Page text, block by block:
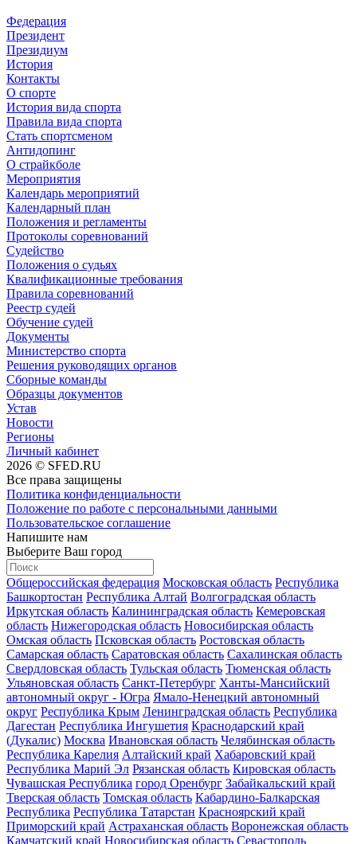
Федерация
Президент
Президиум
История
Контакты
О спорте
История вида спорта
Правила вида спорта
Стать спортсменом
Антидопинг
О страйкболе
Мероприятия
Календарь мероприятий
Календарный план
Положения и регламенты
Протоколы соревнований
Судейство
Положения о судьях
Квалификационные требования
Правила соревнований
Реестр судей
Обучение судей
Документы
Министерство спорта
Решения руководящих органов
Сборные команды
Образцы документов
Устав
Новости
Регионы
Личный кабинет
2026 © SFED.RU
Все права защищены
Политика конфиденциальности
Положение по работе с персональными данными
Пользовательское соглашение
Напишите нам
Выберите Ваш город
Общероссийская федерация Московская область Республика
Башкортостан Республика Алтай Волгоградская область
Иркутская область Калининградская область Кемеровская
область Нижегородская область Новосибирская область
Омская область Псковская область Ростовская область
Самарская область Саратовская область Сахалинская область
Свердловская область Тульская область Тюменская область
Ульяновская область Санкт-Петербург Ханты-Мансийский
автономный округ - Югра Ямало-Ненецкий автономный
округ Республика Крым Ленинградская область Республика
Дагестан Республика Ингушетия Краснодарский край
(Дукалис) Москва Ивановская область Челябинская область
Республика Карелия Алтайский край Хабаровский край
Республика Марий Эл Рязанская область Кировская область
Чувашская Республика город Оренбург Забайкальский край
Тверская область Томская область Кабардино-Балкарская
Республика Республика Татарстан Красноярский край
Приморский край Астраханская область Воронежская область
Камчатский край Новосибирская область Севастополь